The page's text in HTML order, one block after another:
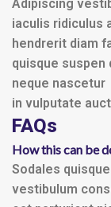
Adipiscing
iaculis ridiculus
hendrerit diam
quisque
neque nascetur
in vulputate
FAQs
How this can be
Sodales
vestibulum